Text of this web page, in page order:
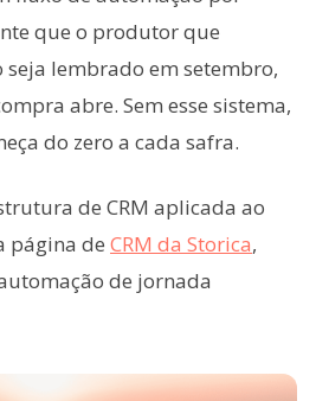
que o produtor que
lembrado em setembro,
abre. Sem esse sistema,
do zero a cada safra.
de CRM aplicada ao
página de CRM da Storica,
de jornada